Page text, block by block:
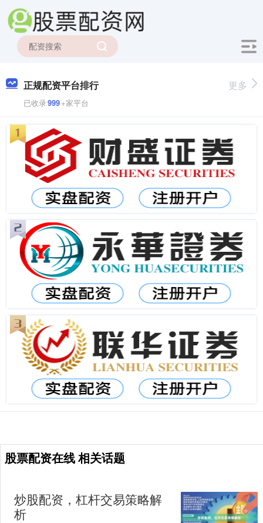
正规配资平台排行
已收录999+家平台
更多
股票配资在线 相关话题
炒股配资，杠杆交易策略解
析